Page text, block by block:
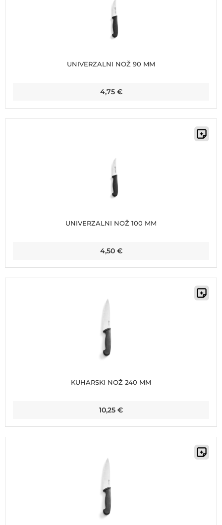
UNIVERZALNI NOŽ 90 MM
4,75 €
UNIVERZALNI NOŽ 100 MM
4,50 €
KUHARSKI NOŽ 240 MM
10,25 €